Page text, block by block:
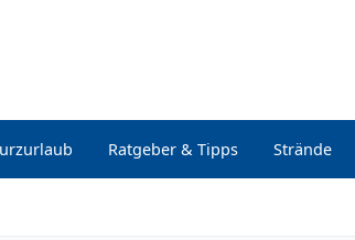
Ratgeber & Tipps Strände